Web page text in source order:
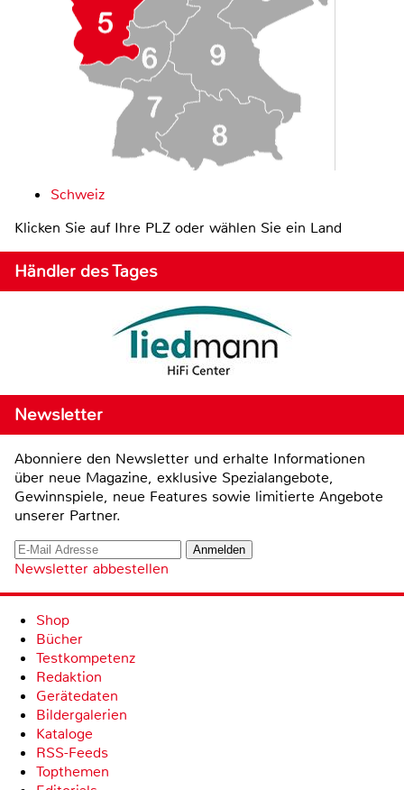
Schweiz
Klicken Sie auf Ihre PLZ oder wählen Sie ein Land
Händler des Tages
Newsletter
Abonniere den Newsletter und erhalte Informationen
über neue Magazine, exklusive Spezialangebote,
Gewinnspiele, neue Features sowie limitierte Angebote
unserer Partner.
Newsletter abbestellen
Shop
Bücher
Testkompetenz
Redaktion
Gerätedaten
Bildergalerien
Kataloge
RSS-Feeds
Topthemen